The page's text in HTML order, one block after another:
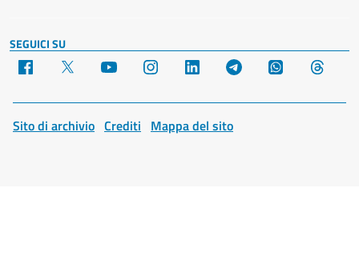
SEGUICI SU
Facebook YouTube Instagram LinkedIn Telegram WhatsApp
Sito di archivio Crediti Mappa del sito